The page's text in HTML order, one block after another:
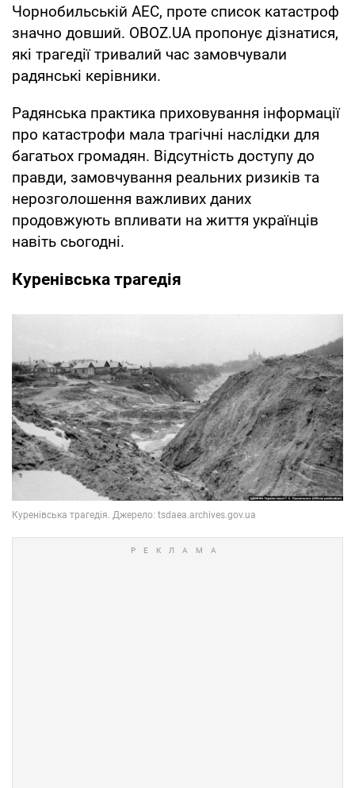
Чорнобильській АЕС, проте список катастроф
значно довший. OBOZ.UA пропонує дізнатися,
які трагедії тривалий час замовчували
радянські керівники.
Радянська практика приховування інформації
про катастрофи мала трагічні наслідки для
багатьох громадян. Відсутність доступу до
правди, замовчування реальних ризиків та
нерозголошення важливих даних
продовжують впливати на життя українців
навіть сьогодні.
Куренівська трагедія